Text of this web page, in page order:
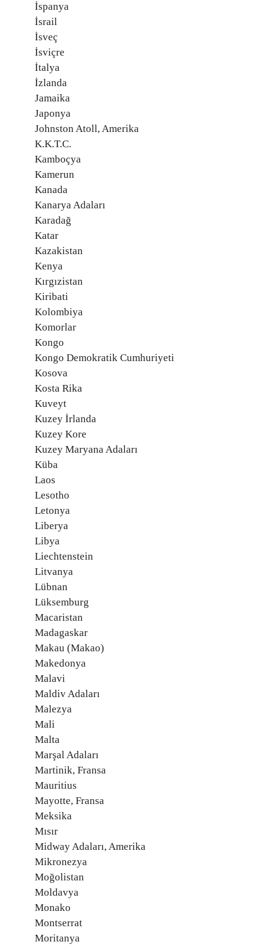
İspanya
İsrail
İsveç
İsviçre
İtalya
İzlanda
Jamaika
Japonya
Johnston Atoll, Amerika
K.K.T.C.
Kamboçya
Kamerun
Kanada
Kanarya Adaları
Karadağ
Katar
Kazakistan
Kenya
Kırgızistan
Kiribati
Kolombiya
Komorlar
Kongo
Kongo Demokratik Cumhuriyeti
Kosova
Kosta Rika
Kuveyt
Kuzey İrlanda
Kuzey Kore
Kuzey Maryana Adaları
Küba
Laos
Lesotho
Letonya
Liberya
Libya
Liechtenstein
Litvanya
Lübnan
Lüksemburg
Macaristan
Madagaskar
Makau (Makao)
Makedonya
Malavi
Maldiv Adaları
Malezya
Mali
Malta
Marşal Adaları
Martinik, Fransa
Mauritius
Mayotte, Fransa
Meksika
Mısır
Midway Adaları, Amerika
Mikronezya
Moğolistan
Moldavya
Monako
Montserrat
Moritanya